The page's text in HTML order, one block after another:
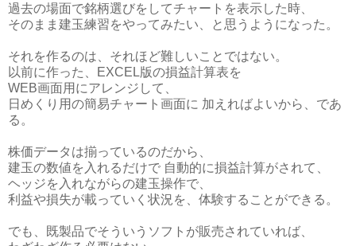
過去の場面で銘柄選びをしてチャートを表示した時、
そのまま建玉練習をやってみたい、と思うようになった。
それを作るのは、それほど難しいことではない。
以前に作った、EXCEL版の損益計算表を
WEB画面用にアレンジして、
日めくり用の簡易チャート画面に 加えればよいから、であ
る。
株価データは揃っているのだから、
建玉の数値を入れるだけで 自動的に損益計算がされて、
ヘッジを入れながらの建玉操作で、
利益や損失が載っていく状況を、体験することができる。
でも、既製品でそういうソフトが販売されていれば、